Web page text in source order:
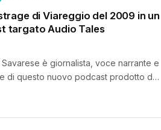
di Viareggio del 2009 in un
targato Audio Tales
Savarese è giornalista, voce narrante e
di questo nuovo podcast prodotto da